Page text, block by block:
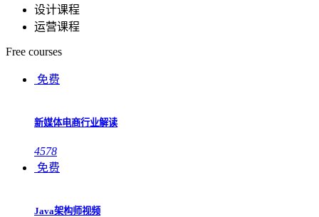
设计课程
运营课程
Free courses
免费
新媒体电商行业解读
4578
免费
Java架构师视频